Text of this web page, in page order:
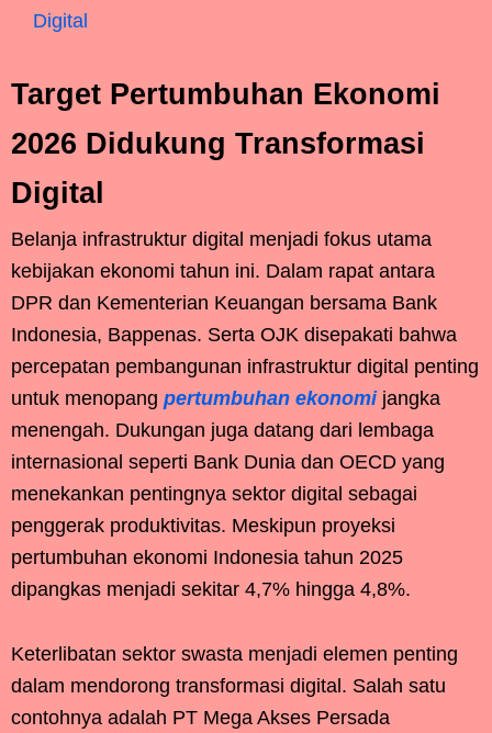
Digital
Target Pertumbuhan Ekonomi
2026 Didukung Transformasi
Digital
Belanja infrastruktur digital menjadi fokus utama
kebijakan ekonomi tahun ini. Dalam rapat antara
DPR dan Kementerian Keuangan bersama Bank
Indonesia, Bappenas. Serta OJK disepakati bahwa
percepatan pembangunan infrastruktur digital penting
untuk menopang pertumbuhan ekonomijangka
menengah. Dukungan juga datang dari lembaga
internasional seperti Bank Dunia dan OECD yang
menekankan pentingnya sektor digital sebagai
penggerak produktivitas. Meskipun proyeksi
pertumbuhan ekonomi Indonesia tahun 2025
dipangkas menjadi sekitar 4,7% hingga 4,8%.
Keterlibatan sektor swasta menjadi elemen penting
dalam mendorong transformasi digital. Salah satu
contohnya adalah PT Mega Akses Persada